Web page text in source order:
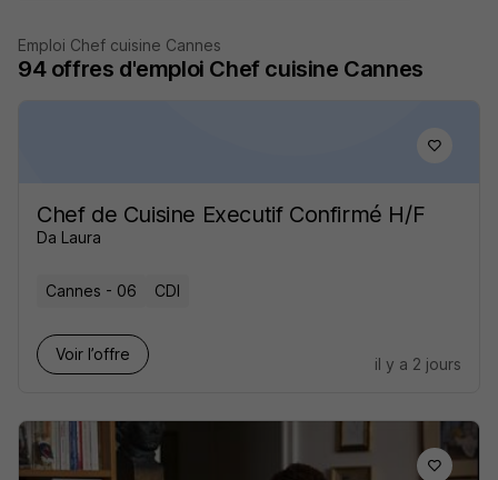
Emploi Chef cuisine Cannes
94 offres d'emploi Chef cuisine Cannes
Chef de Cuisine Executif Confirmé H/F
Da Laura
Cannes - 06 CDI
Voir l’offre
il y a 2 jours